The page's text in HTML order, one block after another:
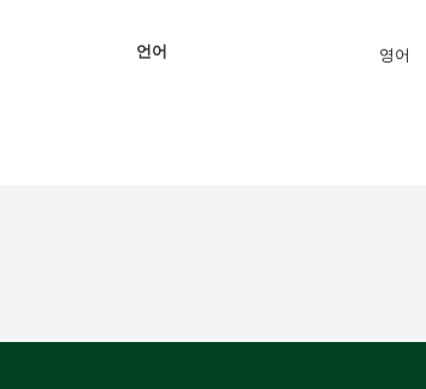
언어 영어